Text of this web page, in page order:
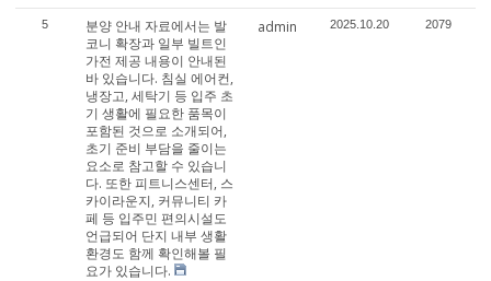
5
분양 안내 자료에서는 발
코니 확장과 일부 빌트인
가전 제공 내용이 안내된
바 있습니다. 침실 에어컨,
냉장고, 세탁기 등 입주 초
기 생활에 필요한 품목이
포함된 것으로 소개되어,
초기 준비 부담을 줄이는
요소로 참고할 수 있습니
다. 또한 피트니스센터, 스
카이라운지, 커뮤니티 카
페 등 입주민 편의시설도
언급되어 단지 내부 생활
환경도 함께 확인해볼 필
요가 있습니다.
admin 2025.10.20 2079